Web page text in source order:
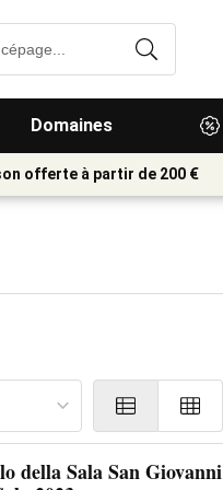
Domaines
offerte à partir de 200 €
della Sala San Giovanni